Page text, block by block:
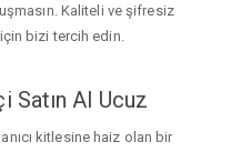
Kaliteli ve şifresiz
bizi tercih edin.
Satın Al Ucuz
kitlesine haiz olan bir